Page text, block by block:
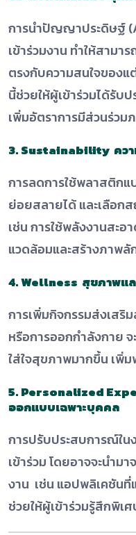
การนำปัญญาประดิษฐ์
เข้าร่วมงาน ทำให้สามา
ตรงกับความสนใจของแ
นี้ช่วยให้ผู้เข้าร่วมได้รับ
เพิ่มอัตราการมีส่วนร่วม
3. Sustainability ควา
การลดการใช้พลาสติกแ
ย่อยสลายได้ และเลือก
เช่น การใช้พลังงานสะ
แวดล้อมและสร้างภาพ
4. Wellness สุขภาพแ
การเพิ่มกิจกรรมส่งเสริ
หรือการออกกำลังกาย จ
ใส่ใจสุขภาพมากขึ้น เพิ่
5. Personalized
ออกแบบเฉพาะบุคคล
การปรับประสบการณ์ใน
เข้าร่วม โดยอาจจะนำม
งาน เช่น แอปพลิเคชันที่
ช่วยให้ผู้เข้าร่วมรู้สึกพิเ